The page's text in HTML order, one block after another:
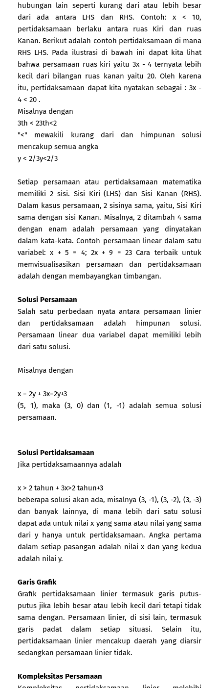
hubungan lain seperti kurang dari atau lebih besar
dari ada antara LHS dan RHS. Contoh: x < 10,
pertidaksamaan berlaku antara ruas Kiri dan ruas
Kanan. Berikut adalah contoh pertidaksamaan di mana
RHS LHS. Pada ilustrasi di bawah ini dapat kita lihat
bahwa persamaan ruas kiri yaitu 3x - 4 ternyata lebih
kecil dari bilangan ruas kanan yaitu 20. Oleh karena
itu, pertidaksamaan dapat kita nyatakan sebagai : 3x -
4 < 20 .
Misalnya dengan
3th < 23th<2
"<" mewakili kurang dari dan himpunan solusi
mencakup semua angka
y < 2/3y<2/3
Setiap persamaan atau pertidaksamaan matematika
memiliki 2 sisi. Sisi Kiri (LHS) dan Sisi Kanan (RHS).
Dalam kasus persamaan, 2 sisinya sama, yaitu, Sisi Kiri
sama dengan sisi Kanan. Misalnya, 2 ditambah 4 sama
dengan enam adalah persamaan yang dinyatakan
dalam kata-kata. Contoh persamaan linear dalam satu
variabel: x + 5 = 4; 2x + 9 = 23 Cara terbaik untuk
memvisualisasikan persamaan dan pertidaksamaan
adalah dengan membayangkan timbangan.
Solusi Persamaan
Salah satu perbedaan nyata antara persamaan linier
dan pertidaksamaan adalah himpunan solusi.
Persamaan linear dua variabel dapat memiliki lebih
dari satu solusi.
Misalnya dengan
x = 2y + 3x=2y+3
(5, 1), maka (3, 0) dan (1, -1) adalah semua solusi
persamaan.
Solusi Pertidaksamaan
Jika pertidaksamaannya adalah
x > 2 tahun + 3x>2 tahun+3
beberapa solusi akan ada, misalnya (3, -1), (3, -2), (3, -3)
dan banyak lainnya, di mana lebih dari satu solusi
dapat ada untuk nilai x yang sama atau nilai yang sama
dari y hanya untuk pertidaksamaan. Angka pertama
dalam setiap pasangan adalah nilai x dan yang kedua
adalah nilai y.
Garis Grafik
Grafik pertidaksamaan linier termasuk garis putus-
putus jika lebih besar atau lebih kecil dari tetapi tidak
sama dengan. Persamaan linier, di sisi lain, termasuk
garis padat dalam setiap situasi. Selain itu,
pertidaksamaan linier mencakup daerah yang diarsir
sedangkan persamaan linier tidak.
Kompleksitas Persamaan